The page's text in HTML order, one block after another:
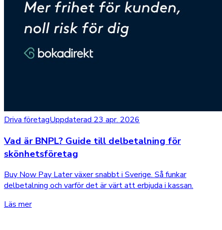
Driva företagUppdaterad 23 apr. 2026
Vad är BNPL? Guide till delbetalning för
skönhetsföretag
Buy Now Pay Later växer snabbt i Sverige. Så funkar
delbetalning och varför det är värt att erbjuda i kassan.
Läs mer